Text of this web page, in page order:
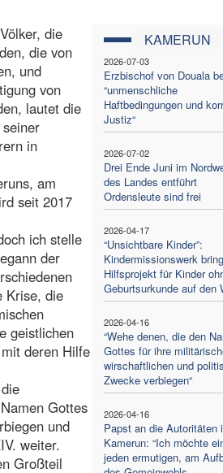
KAMERUN
2026-07-03
Erzbischof von Douala
“unmenschliche
Haftbedingungen und
Justiz“
2026-07-02
Drei Ende Juni im
des Landes entführt
Ordensleute sind frei
2026-04-17
“Unsichtbare Kinder”:
Kindermissionswerk
Hilfsprojekt für Kinder
Geburtsurkunde auf den
2026-04-16
“Wehe denen, die den
Gottes für ihre
wirschaftlichen und
Zwecke verbiegen“
2026-04-16
Papst an die Autoritäten
Kamerun: “Ich möchte
jeden ermutigen, am
die
die von
und
von
lautet die
in
am
seit 2017
ich stelle
der
Krise, die
geistlichen
deren Hilfe
Gottes
und
weiter.
Großteil